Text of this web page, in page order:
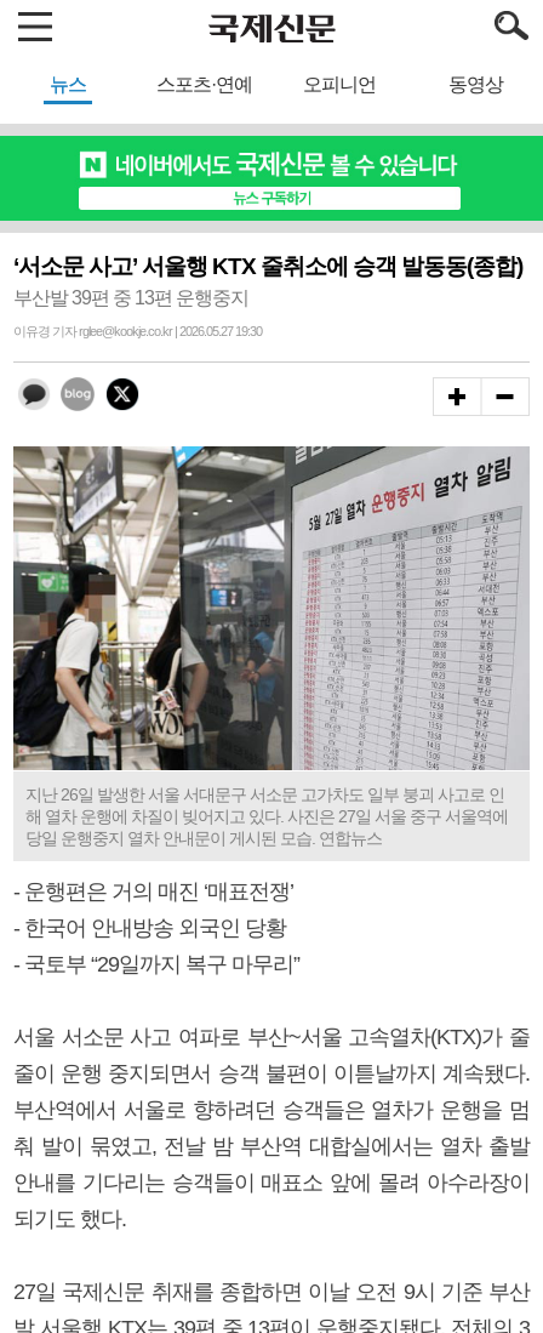
뉴스 스포츠·연예 오피니언 동영상
‘서소문 사고’ 서울행 KTX 줄취소에 승객 발동동(종합)
부산발 39편 중 13편 운행중지
이유경 기자 rglee@kookje.co.kr | 2026.05.27 19:30
지난 26일 발생한 서울 서대문구 서소문 고가차도 일부 붕괴 사고로 인
해 열차 운행에 차질이 빚어지고 있다. 사진은 27일 서울 중구 서울역에
당일 운행중지 열차 안내문이 게시된 모습. 연합뉴스
- 운행편은 거의 매진 ‘매표전쟁’
- 한국어 안내방송 외국인 당황
- 국토부 “29일까지 복구 마무리”
서울 서소문 사고 여파로 부산~서울 고속열차(KTX)가 줄
줄이 운행 중지되면서 승객 불편이 이튿날까지 계속됐다.
부산역에서 서울로 향하려던 승객들은 열차가 운행을 멈
춰 발이 묶였고, 전날 밤 부산역 대합실에서는 열차 출발
안내를 기다리는 승객들이 매표소 앞에 몰려 아수라장이
되기도 했다.
27일 국제신문 취재를 종합하면 이날 오전 9시 기준 부산
발 서울행 KTX는 39편 중 13편이 운행중지됐다. 전체의 3